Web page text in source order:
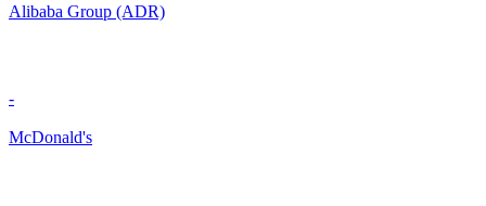
Alibaba Group (ADR)
-
McDonald's